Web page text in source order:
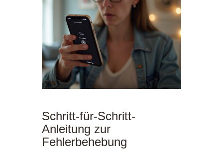
Schritt-für-Schritt-
Anleitung zur
Fehlerbehebung